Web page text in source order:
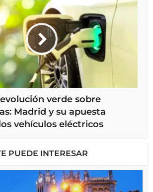
verde sobre
Madrid y su apuesta
vehículos eléctricos
PUEDE INTERESAR